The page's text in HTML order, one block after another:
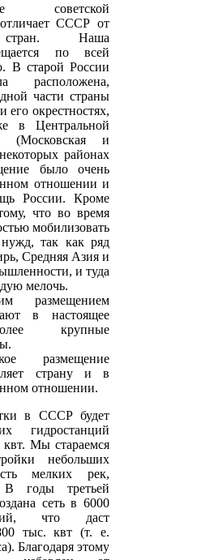
советской
СССР от
стран. Наша
по всей
В старой России
расположена,
части страны
окрестностях,
в Центральной
(Московская и
районах
было очень
отношении и
России. Кроме
что во время
мобилизовать
так как ряд
Средняя Азия и
и туда
мелочь.
размещением
в настоящее
крупные
размещение
страну и в
отношении.
в СССР будет
гидростанций
Мы стараемся
небольших
мелких рек,
В годы третьей
сеть в 6000
что даст
тыс. квт (т. е.
Благодаря этому